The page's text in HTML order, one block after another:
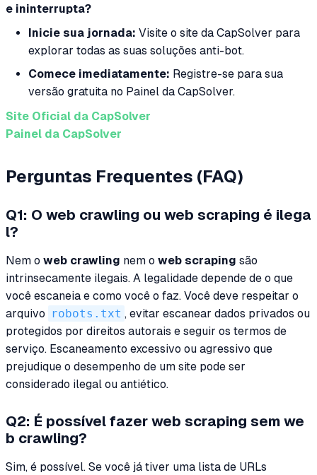
e ininterrupta?
Inicie sua jornada: Visite o site da CapSolver para
explorar todas as suas soluções anti-bot.
Comece imediatamente: Registre-se para sua
versão gratuita no Painel da CapSolver.
Site Oficial da CapSolver
Painel da CapSolver
Perguntas Frequentes (FAQ)
Q1: O web crawling ou web scraping é ilega
l?
Nem o web crawling nem o web scraping são
intrinsecamente ilegais. A legalidade depende de o que
você escaneia e como você o faz. Você deve respeitar o
arquivo robots.txt , evitar escanear dados privados ou
protegidos por direitos autorais e seguir os termos de
serviço. Escaneamento excessivo ou agressivo que
prejudique o desempenho de um site pode ser
considerado ilegal ou antiético.
Q2: É possível fazer web scraping sem we
b crawling?
Sim, é possível. Se você já tiver uma lista de URLs